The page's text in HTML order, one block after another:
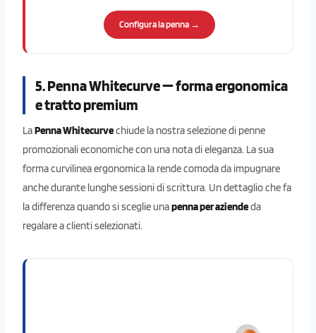
Configura la penna →
5. Penna Whitecurve — forma ergonomica
e tratto premium
LaPenna Whitecurvechiude la nostra selezione di penne
promozionali economiche con una nota di eleganza. La sua
forma curvilinea ergonomica la rende comoda da impugnare
anche durante lunghe sessioni di scrittura. Un dettaglio che fa
la differenza quando si sceglie unapenna per aziendeda
regalare a clienti selezionati.